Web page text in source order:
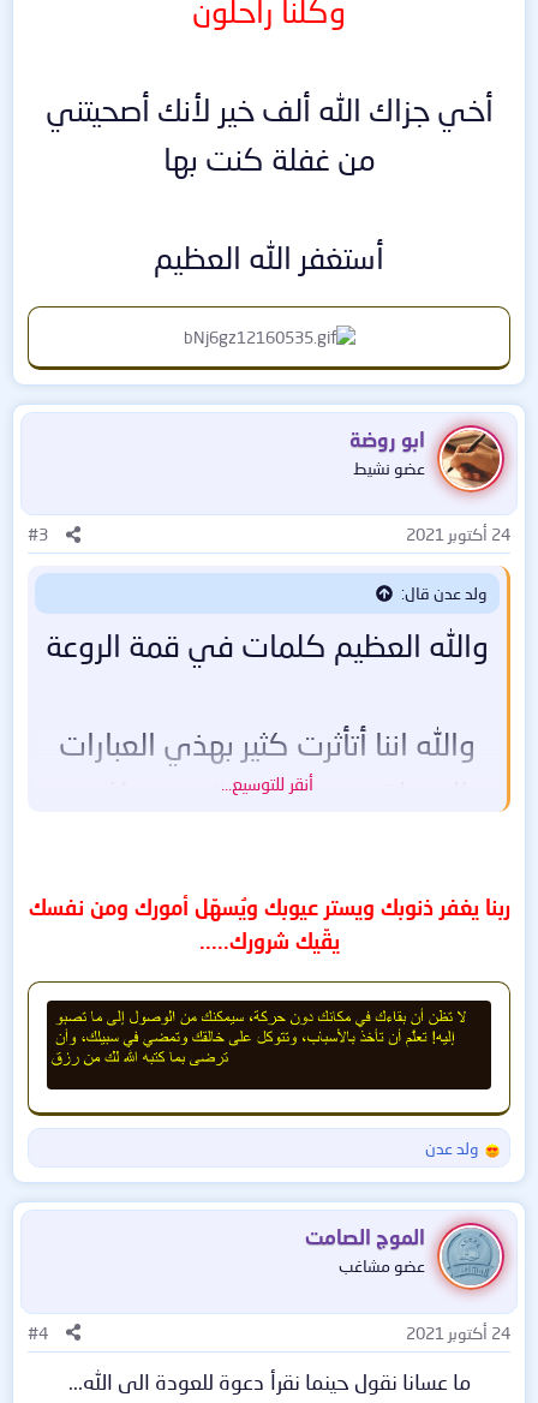
وكلنا راحلون
أخي جزاك الله ألف خير لأنك أصحيتني
من غفلة كنت بها
أستغفر الله العظيم
ابو روضة
عضو نشيط
24 أكتوبر 2021 #3
ولد عدن قال:
والله العظيم كلمات في قمة الروعة
والله اننا أتأثرت كثير بهذي العبارات
الجميلة صحيح نحن مقصرين كثييير
نحن بدنيا فانية وكل شخص يعمل
أخي جزاك الله ألف خير لأنك أصحيتني
من غفلة كنت بها
أستغفر الله العظيم
أنقر للتوسيع...
ربنا يغفر ذنوبك ويستر عيوبك ويُسهّل أمورك ومن نفسك
يقّيك شرورك.....
ا
ل
ت
ف
ا
ع
ا
ت
ولد عدن
الموج الصامت
عضو مشاغب
24 أكتوبر 2021 #4
ما عسانا نقول حينما نقرأ دعوة للعودة الى الله...